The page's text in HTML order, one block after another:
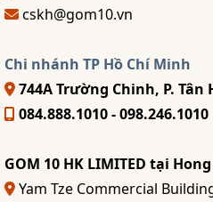
cskh@gom10.vn
Chi nhánh TP Hồ Chí Minh
744A Trường Chinh, P. Tân
084.888.1010 - 098.246.1010
GOM 10 HK LIMITED tại
Yam Tze Commercial